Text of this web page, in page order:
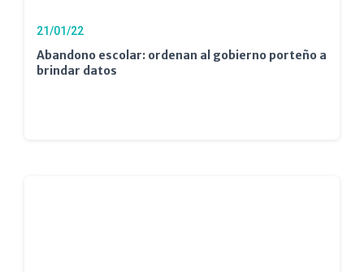
21/01/22
Abandono escolar: ordenan al gobierno porteño a
brindar datos